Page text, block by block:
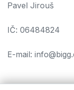
Pavel Jirouš
IČ: 06484824
E-mail: